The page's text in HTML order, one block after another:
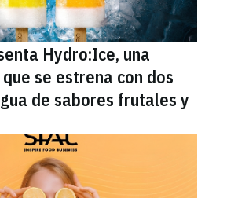
Hydro:Ice, una
se estrena con dos
de sabores frutales y